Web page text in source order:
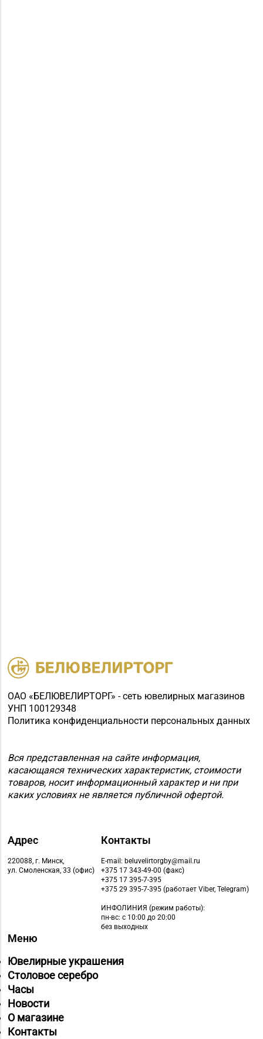
ОАО «БЕЛЮВЕЛИРТОРГ» - сеть ювелирных магазинов
УНП 100129348
Политика конфиденциальности персональных данных
Вся представленная на сайте информация,
касающаяся технических характеристик, стоимости
товаров, носит информационный характер и ни при
каких условиях не является публичной офертой.
Адрес
220088, г. Минск,
ул. Смоленская, 33 (офис)
Контакты
E-mail: beluvelirtorgby@mail.ru
+375 17 343-49-00 (факс)
+375 17 395-7-395
+375 29 395-7-395 (работает Viber, Telegram)
ИНФОЛИНИЯ (режим работы):
пн-вс: с 10:00 до 20:00
без выходных
Меню
Ювелирные украшения
Столовое серебро
Часы
Новости
О магазине
Контакты